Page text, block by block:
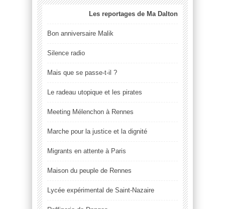
Les reportages de Ma Dalton
Bon anniversaire Malik
Silence radio
Mais que se passe-t-il ?
Le radeau utopique et les pirates
Meeting Mélenchon à Rennes
Marche pour la justice et la dignité
Migrants en attente à Paris
Maison du peuple de Rennes
Lycée expérimental de Saint-Nazaire